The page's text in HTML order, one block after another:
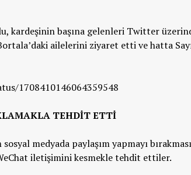
kardeşinin başına gelenleri Twitter
ailelerini ziyaret etti ve hatta
1708410146064359548
TEHDİT ETTİ
medyada paylaşım yapmayı
iletişimini kesmekle tehdit ettiler.